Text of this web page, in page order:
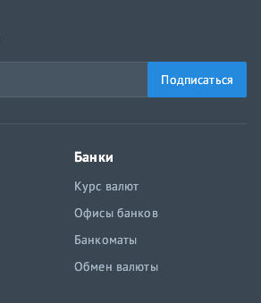
Подписаться
Банки
Курс валют
Офисы банков
Банкоматы
Обмен валюты